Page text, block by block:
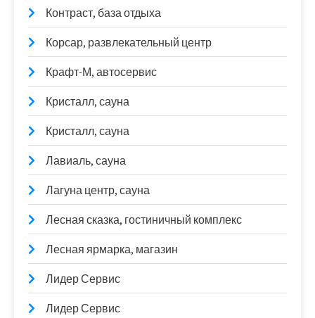
Контраст, база отдыха
Корсар, развлекательный центр
Крафт-М, автосервис
Кристалл, сауна
Кристалл, сауна
Лавиаль, сауна
Лагуна центр, сауна
Лесная сказка, гостиничный комплекс
Лесная ярмарка, магазин
Лидер Сервис
Лидер Сервис